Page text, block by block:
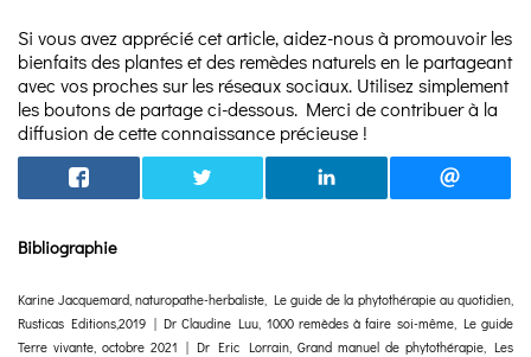
Si vous avez apprécié cet article, aidez-nous à promouvoir les
bienfaits des plantes et des remèdes naturels en le partageant
avec vos proches sur les réseaux sociaux. Utilisez simplement
les boutons de partage ci-dessous. Merci de contribuer à la
diffusion de cette connaissance précieuse !
Bibliographie
Karine Jacquemard, naturopathe-herbaliste, Le guide de la phytothérapie au quotidien,
Rusticas Editions,2019 | Dr Claudine Luu, 1000 remèdes à faire soi-même, Le guide
Terre vivante, octobre 2021 | Dr Eric Lorrain, Grand manuel de phytothérapie, Les